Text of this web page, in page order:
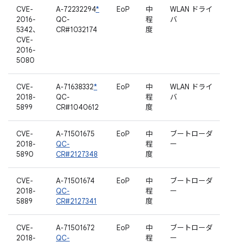
CVE-
2016-
5342、
CVE-
2016-
5080
A-72232294*
QC-
CR#1032174
EoP
中
程
度
WLAN ドライ
バ
CVE-
2018-
5899
A-71638332*
QC-
CR#1040612
EoP
中
程
度
WLAN ドライ
バ
CVE-
2018-
5890
A-71501675
QC-
CR#2127348
EoP
中
程
度
ブートローダ
ー
CVE-
2018-
5889
A-71501674
QC-
CR#2127341
EoP
中
程
度
ブートローダ
ー
CVE-
2018-
A-71501672
QC-
EoP
中
程
ブートローダ
ー